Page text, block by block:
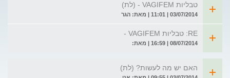
טבליות VAGIFEM - (לת)
03/07/2014 | 11:01 | מאת: הגר
RE: טבליות VAGIFEM -
08/07/2014 | 16:59 | מאת:
האם יש מה לעשות? (לת)